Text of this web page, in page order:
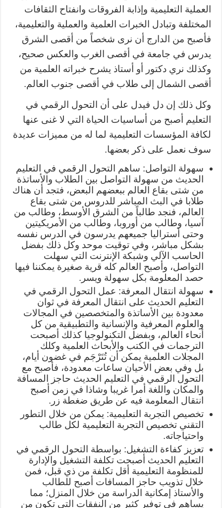
العملية التعليمية وإذابة الفروقات وانفتاح الثقافات
المختلفة وتبادل الخبرات العلمية والعملية والتعليمية،
فأصبح من الدارج أن نرى شخصاً من أقصى الشرق
يدرس في جامعة في أقصى الغرب والعكس صحيح،
وكذلك نري دكتور أو أستاذ يشرح خبراته العلمية من
أقصى الشمال إلى طلاب في أقصى جنوب العالم.
وكل ذلك إن دل فيدل على أن التحول الرقمي في
التعليم أصبح من أساسيات الحياة التي لا غنى عنها
لكافة المؤسسات التعليمية لما له من مميزات عديدة
سوف نعمل على ذكر بعضها.
سهولة التواصل: ساهم التحول الرقمي في التعليم
الحديث من سهولة التواصل بين الطلاب والأساتذة
من شتى بقاع العالم ببعضهم البعض، فتجد أن هناك
طلابا في البث المباشر للدروس من شتى بقاع
العالم، فنجد طالباً من الشرق الأوسط، وطالب من
آسيا، وطالب من أوروبا، وطالب من الأمريكيتين
وحتى أستراليا جميعهم يدرسون في الدرس نفسه
بشكل مباشر، وفي توقيت موحد وكل ذلك بفضل
الحاسب الآلي وشبكة الإنترنت التي سهلت
التواصل، وأصبح العالم كله قرية صغيرة يمكننا فيها
حصد المعلومة بكل سهولة ويسر.
سهولة انتقال المعرفة: عمل التحول الرقمي في
التعليم الحديث على انتقال المعرفة في ثوان
معدودة بين الأساتذة والمتخصصين في المجالات
والعلوم المعرفية والإنسانية والتطبيقية من كل
أنحاء العالم، وبفضل التكنولوجيا كذلك أصبحت
الترجمات في الكتب والأبحاث العلمية وكلك
المجلات العلمية يمكن أن تُتَرْجَم في غضون أيام،
بل وفي بعض الأحيان ساعات معدودة، فأصبح مع
التحول الرقمي في التعليم الحديث حاجز المسافة
والمكان واللغة أمرا غريبا وشاذا في زمن أصبح
انتقال المعلومة فيه عن طريق ضغطة زر.
تخصيص التجربة التعليمية: يمكن من خلال التطور
التقني تخصيص التجربة التعليمية لكل طالب
واحتياجاته.
تعزيز كفاءة التشغيل: بواسطة التحول الرقمي في
التعليم الحديث أصبحت تكلفة التشغيل والإدارة
للمنظومة التعليمية أقل تكلفة من ذي قبل، فمن
خلال تذويب حاجز المسافات أصبح للطالب
والأستاذ إمكانية الدراسة من خلال المنزل؛ مما
يساهم في توفير كثير من النفقات التي تكون من